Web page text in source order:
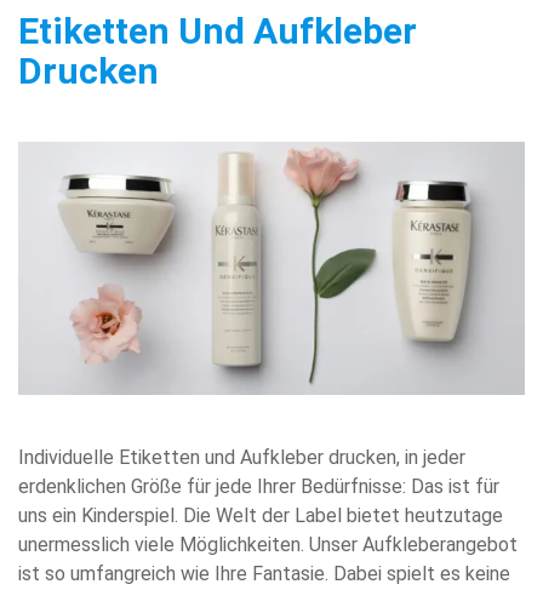
Etiketten Und Aufkleber
Drucken
Individuelle Etiketten und Aufkleber drucken, in jeder
erdenklichen Größe für jede Ihrer Bedürfnisse: Das ist für
uns ein Kinderspiel. Die Welt der Label bietet heutzutage
unermesslich viele Möglichkeiten. Unser Aufkleberangebot
ist so umfangreich wie Ihre Fantasie. Dabei spielt es keine